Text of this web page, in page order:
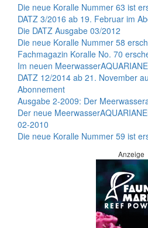
Die neue Koralle Nummer 63 ist
DATZ 3/2016 ab 19. Februar im
Die DATZ Ausgabe 03/2012
Die neue Koralle Nummer 58
Fachmagazin Koralle No. 70
Im neuen
DATZ 12/2014 ab 21. November
Abonnement
Ausgabe 2-2009: Der
Der neue
02-2010
Die neue Koralle Nummer 59 ist
Anzeige